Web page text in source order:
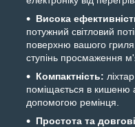
Висока
потужний світловий
поверхню вашого
ступінь просмаження
Компактність:
поміщається в кишеню
допомогою ремінця.
Простота та